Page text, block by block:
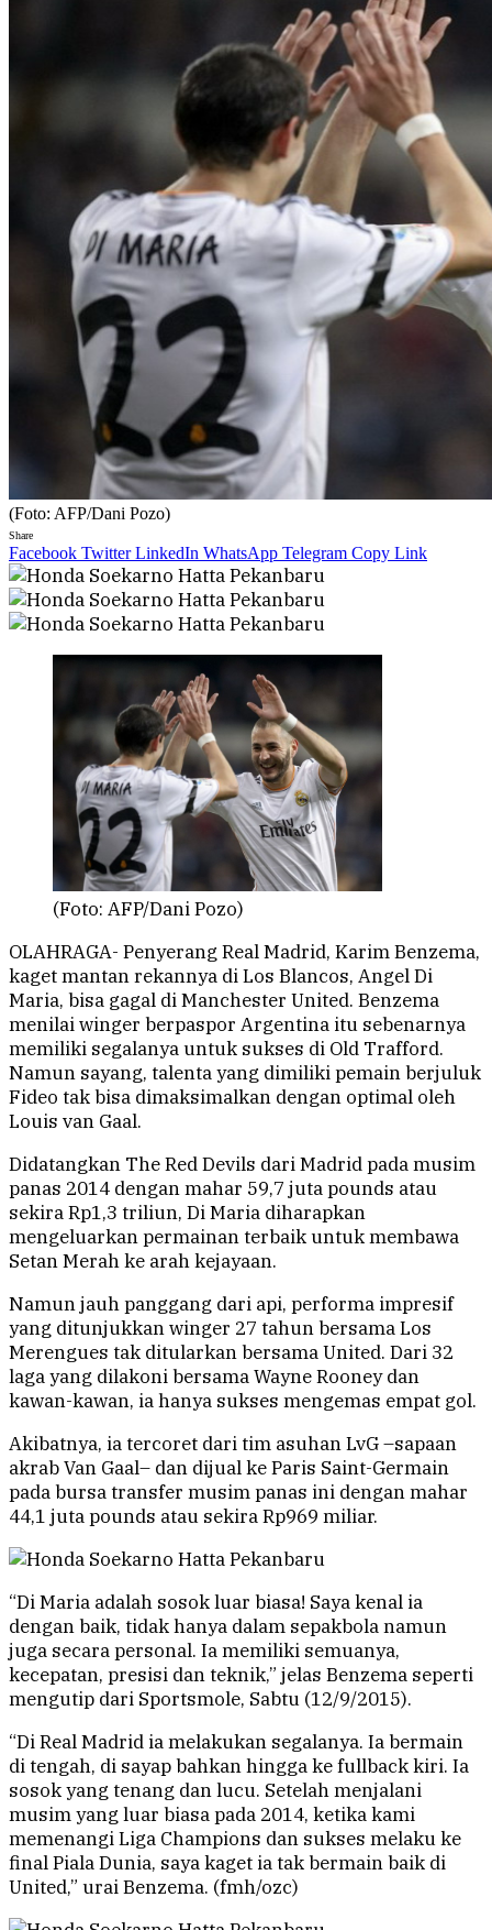
(Foto: AFP/Dani Pozo)
Share
Facebook Twitter LinkedIn WhatsApp Telegram Copy Link
(Foto: AFP/Dani Pozo)
OLAHRAGA- Penyerang Real Madrid, Karim Benzema,
kaget mantan rekannya di Los Blancos, Angel Di
Maria, bisa gagal di Manchester United. Benzema
menilai winger berpaspor Argentina itu sebenarnya
memiliki segalanya untuk sukses di Old Trafford.
Namun sayang, talenta yang dimiliki pemain berjuluk
Fideo tak bisa dimaksimalkan dengan optimal oleh
Louis van Gaal.
Didatangkan The Red Devils dari Madrid pada musim
panas 2014 dengan mahar 59,7 juta pounds atau
sekira Rp1,3 triliun, Di Maria diharapkan
mengeluarkan permainan terbaik untuk membawa
Setan Merah ke arah kejayaan.
Namun jauh panggang dari api, performa impresif
yang ditunjukkan winger 27 tahun bersama Los
Merengues tak ditularkan bersama United. Dari 32
laga yang dilakoni bersama Wayne Rooney dan
kawan-kawan, ia hanya sukses mengemas empat gol.
Akibatnya, ia tercoret dari tim asuhan LvG –sapaan
akrab Van Gaal– dan dijual ke Paris Saint-Germain
pada bursa transfer musim panas ini dengan mahar
44,1 juta pounds atau sekira Rp969 miliar.
“Di Maria adalah sosok luar biasa! Saya kenal ia
dengan baik, tidak hanya dalam sepakbola namun
juga secara personal. Ia memiliki semuanya,
kecepatan, presisi dan teknik,” jelas Benzema seperti
mengutip dari Sportsmole, Sabtu (12/9/2015).
“Di Real Madrid ia melakukan segalanya. Ia bermain
di tengah, di sayap bahkan hingga ke fullback kiri. Ia
sosok yang tenang dan lucu. Setelah menjalani
musim yang luar biasa pada 2014, ketika kami
memenangi Liga Champions dan sukses melaku ke
final Piala Dunia, saya kaget ia tak bermain baik di
United,” urai Benzema. (fmh/ozc)